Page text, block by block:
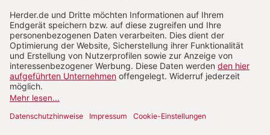
Vertrag widerrufen